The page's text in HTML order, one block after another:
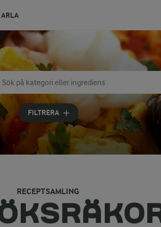
Sök på kategori eller ingrediens
in sökord för att få förslag
FILTRERA
RECEPTSAMLING